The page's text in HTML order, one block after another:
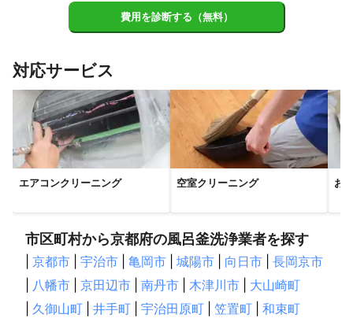
費用を診断する（無料）
対応サービス
エアコンクリーニング 空室クリーニング お
市区町村から京都府の風呂釜洗浄業者を探す
京都市 宇治市 亀岡市 城陽市 向日市
長岡京市
八幡市 京田辺市 南丹市 木津川市
大山崎町
久御山町 井手町 宇治田原町 笠置町
和束町